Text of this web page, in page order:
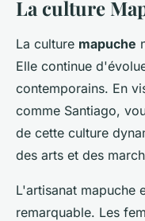
La culture
La culture mapuche
Elle continue
contemporains. En
comme Santiago,
de cette culture
des arts et des
L'artisanat mapuche
remarquable. Les